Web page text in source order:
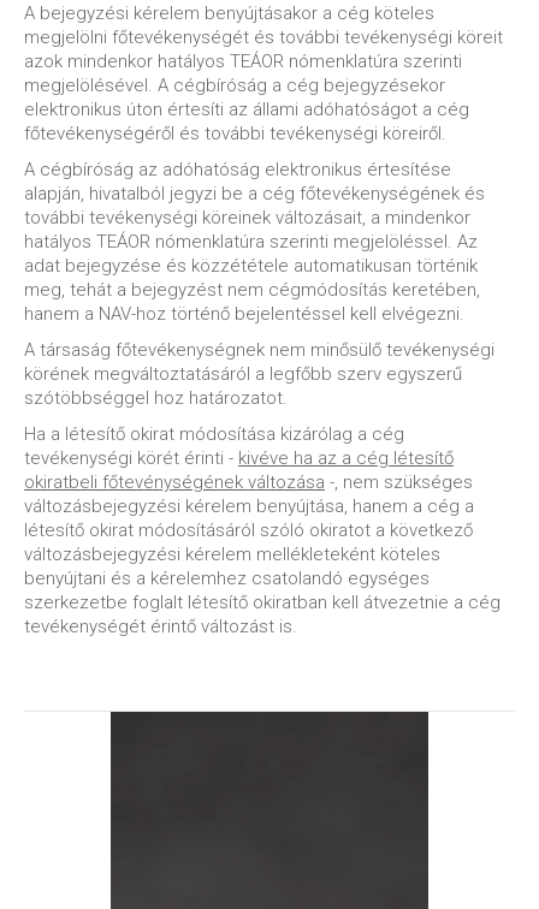
A bejegyzési kérelem benyújtásakor a cég köteles
megjelölni főtevékenységét és további tevékenységi köreit
azok mindenkor hatályos TEÁOR nómenklatúra szerinti
megjelölésével. A cégbíróság a cég bejegyzésekor
elektronikus úton értesíti az állami adóhatóságot a cég
főtevékenységéről és további tevékenységi köreiről.
A cégbíróság az adóhatóság elektronikus értesítése
alapján, hivatalból jegyzi be a cég főtevékenységének és
további tevékenységi köreinek változásait, a mindenkor
hatályos TEÁOR nómenklatúra szerinti megjelöléssel. Az
adat bejegyzése és közzététele automatikusan történik
meg, tehát a bejegyzést nem cégmódosítás keretében,
hanem a NAV-hoz történő bejelentéssel kell elvégezni.
A társaság főtevékenységnek nem minősülő tevékenységi
körének megváltoztatásáról a legfőbb szerv egyszerű
szótöbbséggel hoz határozatot.
Ha a létesítő okirat módosítása kizárólag a cég
tevékenységi körét érinti - kivéve ha az a cég létesítő
okiratbeli főtevénységének változása -, nem szükséges
változásbejegyzési kérelem benyújtása, hanem a cég a
létesítő okirat módosításáról szóló okiratot a következő
változásbejegyzési kérelem mellékleteként köteles
benyújtani és a kérelemhez csatolandó egységes
szerkezetbe foglalt létesítő okiratban kell átvezetnie a cég
tevékenységét érintő változást is.